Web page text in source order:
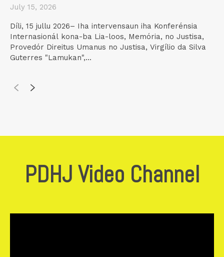
July 15, 2026
Díli, 15 jullu 2026– Iha intervensaun iha Konferénsia
Internasionál kona-ba Lia-loos, Memória, no Justisa,
Provedór Direitus Umanus no Justisa, Virgílio da Silva
Guterres "Lamukan",...
PDHJ Video Channel